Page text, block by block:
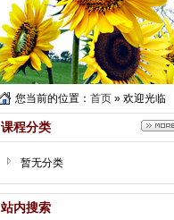
您当前的位置： 首页 » 欢迎光临
课程分类
暂无分类
站内搜索